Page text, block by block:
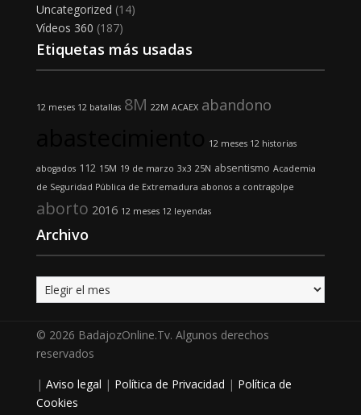
Uncategorized (14)
Vídeos 360 (187)
Etiquetas más usadas
12 meses 12 batallas 8M 22M ACAEX abandono
12 meses 12 historias
abogados 112 15M 19 de marzo 3x3 25N absentismo Academia
de Seguridad Pública de Extremadura abonos a contragolpe
aborto 2016 12 meses 12 leyendas
Archivo
Archivo
© 2026 BadajozOnline.Tv. Algunos derechos
reservados
| Aviso legal | Política de Privacidad | Política de
Cookies